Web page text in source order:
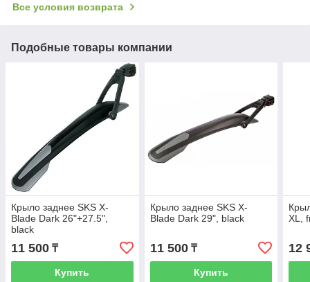
Все условия возврата
Подобные товары компании
Крыло заднее SKS X-
Blade Dark 26"+27.5",
black
11 500 ₸
Купить
Крыло заднее SKS X-
Blade Dark 29", black
11 500₸
Купить
XL,
12